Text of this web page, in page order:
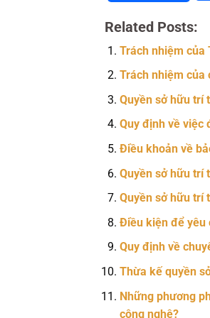
Related Posts:
Trách nhiệm của
Trách nhiệm của
Quyền sở hữu trí
Quy định về việc
Điều khoản về
Quyền sở hữu trí
Quyền sở hữu trí
Điều kiện để yêu
Quy định về
Thừa kế quyền
Những phương
công nghệ?